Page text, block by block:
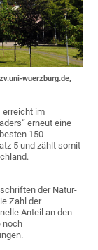
wuerzburg.de,
erreicht im
erneut eine
150
5 und zählt somit
der Natur-
Zahl der
Anteil an den
noch